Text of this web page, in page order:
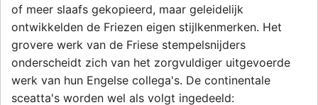
of meer slaafs gekopieerd, maar geleidelijk
ontwikkelden de Friezen eigen stijlkenmerken. Het
grovere werk van de Friese stempelsnijders
onderscheidt zich van het zorgvuldiger uitgevoerde
werk van hun Engelse collega's. De continentale
sceatta's worden wel als volgt ingedeeld: